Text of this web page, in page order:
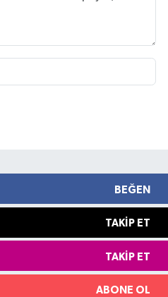
BEĞEN
TAKIP ET
TAKIP ET
ABONE OL